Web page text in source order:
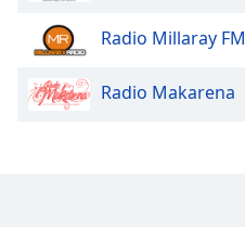
Radio Millaray FM
Radio Makarena